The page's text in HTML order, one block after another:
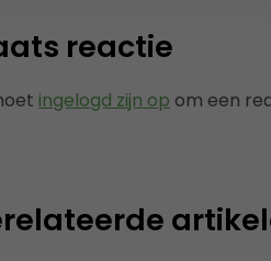
reactie
ingelogd zijn op om een